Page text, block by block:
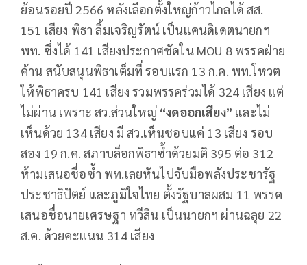
ย้อนรอยปี 2566 หลังเลือกตั้งใหญ่ก้าวไกลได้ สส.
151 เสียง พิธา ลิ้มเจริญรัตน์ เป็นแคนดิเดตนายกฯ
พท. ซึ่งได้ 141 เสียงประกาศชัดใน MOU 8 พรรคฝ่าย
ค้าน สนับสนุนพิธาเต็มที่ รอบแรก 13 ก.ค. พท.โหวต
ให้พิธาครบ 141 เสียง รวมพรรคร่วมได้ 324 เสียง แต่
ไม่ผ่าน เพราะ สว.ส่วนใหญ่ “งดออกเสียง” และไม่
เห็นด้วย 134 เสียง มี สว.เห็นชอบแค่ 13 เสียง รอบ
สอง 19 ก.ค. สภาบล็อกพิธาซ้ำด้วยมติ 395 ต่อ 312
ห้ามเสนอชื่อซ้ำ พท.เลยหันไปจับมือพลังประชารัฐ
ประชาธิปัตย์ และภูมิใจไทย ตั้งรัฐบาลผสม 11 พรรค
เสนอชื่อนายเศรษฐา ทวีสิน เป็นนายกฯ ผ่านฉลุย 22
ส.ค. ด้วยคะแนน 314 เสียง